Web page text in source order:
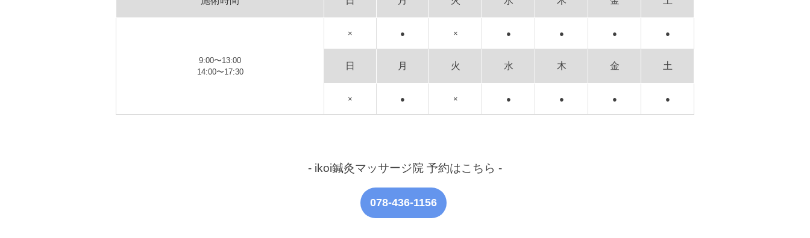
9:00〜13:00
14:00〜17:30
× ● × ● ● ● ●
日 月 火 水 木 金 土
× ● × ● ● ● ●
- ikoi鍼灸マッサージ院 予約はこちら -
078-436-1156